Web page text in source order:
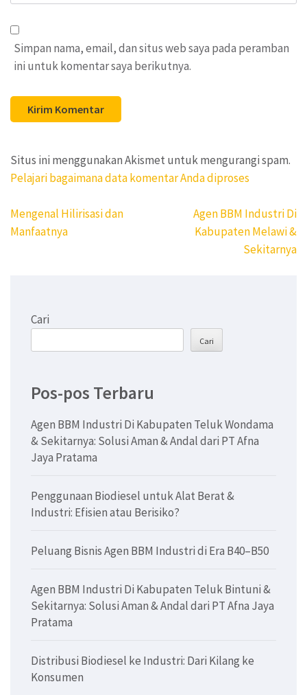
Web
Simpan nama, email, dan situs web saya pada peramban
ini untuk komentar saya berikutnya.
Situs ini menggunakan Akismet untuk mengurangi spam.
Pelajari bagaimana data komentar Anda diproses
Navigasi
pos
Mengenal Hilirisasi dan
Manfaatnya
Agen BBM Industri Di
Kabupaten Melawi &
Sekitarnya
Cari
Cari
Pos-pos Terbaru
Agen BBM Industri Di Kabupaten Teluk Wondama
& Sekitarnya: Solusi Aman & Andal dari PT Afna
Jaya Pratama
Penggunaan Biodiesel untuk Alat Berat &
Industri: Efisien atau Berisiko?
Peluang Bisnis Agen BBM Industri di Era B40–B50
Agen BBM Industri Di Kabupaten Teluk Bintuni &
Sekitarnya: Solusi Aman & Andal dari PT Afna Jaya
Pratama
Distribusi Biodiesel ke Industri: Dari Kilang ke
Konsumen